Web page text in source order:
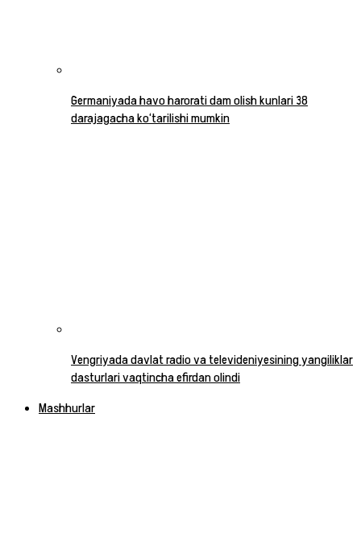
Germaniyada havo harorati dam olish kunlari 38
darajagacha ko‘tarilishi mumkin
Vengriyada davlat radio va televideniyesining yangiliklar
dasturlari vaqtincha efirdan olindi
Mashhurlar